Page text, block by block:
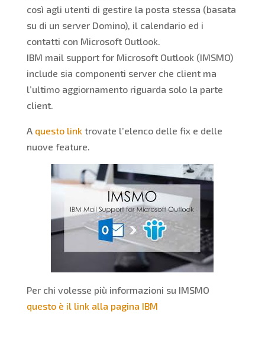
così agli utenti di gestire la posta stessa (basata
su di un server Domino), il calendario ed i
contatti con Microsoft Outlook.
IBM mail support for Microsoft Outlook (IMSMO)
include sia componenti server che client ma
l’ultimo aggiornamento riguarda solo la parte
client.
A questo linktrovate l’elenco delle fix e delle
nuove feature.
Per chi volesse più informazioni su IMSMO
questo è il link alla pagina IBM